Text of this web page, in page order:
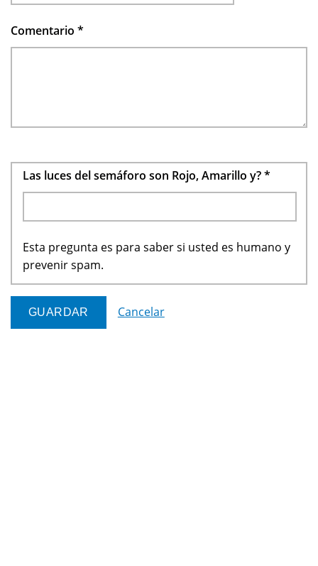
Comentario *
Las luces del semáforo son Rojo, Amarillo y?*
Esta pregunta es para saber si usted es humano y
prevenir spam.
Cancelar